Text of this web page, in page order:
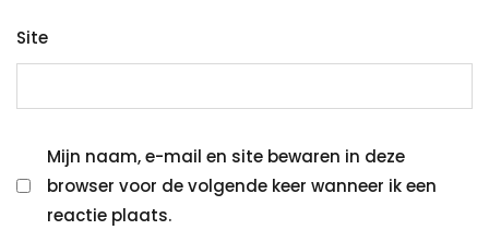
Site
Mijn naam, e-mail en site bewaren in deze
browser voor de volgende keer wanneer ik een
reactie plaats.